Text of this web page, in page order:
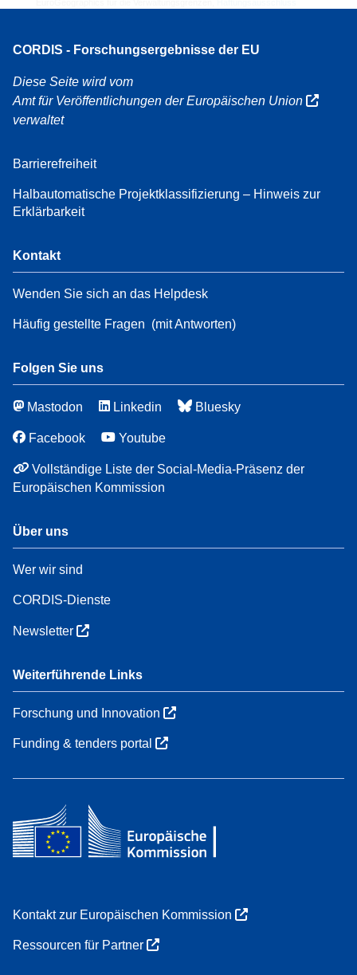
CORDIS - Forschungsergebnisse der EU
Diese Seite wird vom
Amt für Veröffentlichungen der Europäischen Union
verwaltet
Barrierefreiheit
Halbautomatische Projektklassifizierung – Hinweis zur
Erklärbarkeit
Kontakt
Wenden Sie sich an das Helpdesk
Häufig gestellte Fragen (mit Antworten)
Folgen Sie uns
Mastodon Linkedin Bluesky
Facebook Youtube
Vollständige Liste der Social-Media-Präsenz der
Europäischen Kommission
Über uns
Wer wir sind
CORDIS-Dienste
Newsletter
Weiterführende Links
Forschung und Innovation
Funding & tenders portal
Kontakt zur Europäischen Kommission
Ressourcen für Partner